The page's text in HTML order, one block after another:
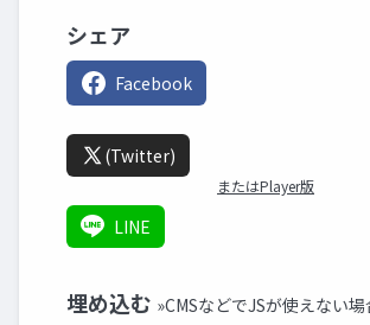
シェア
Facebook
(Twitter)
またはPlayer版
LINE
埋め込む »CMSなどでJSが使えない場